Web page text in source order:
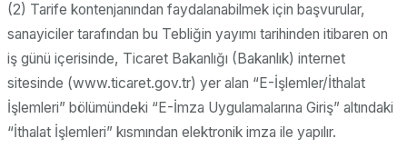
(2) Tarife kontenjanından faydalanabilmek için başvurular,
sanayiciler tarafından bu Tebliğin yayımı tarihinden itibaren on
iş günü içerisinde, Ticaret Bakanlığı (Bakanlık) internet
sitesinde (www.ticaret.gov.tr) yer alan “E-İşlemler/İthalat
İşlemleri” bölümündeki “E-İmza Uygulamalarına Giriş” altındaki
“İthalat İşlemleri” kısmından elektronik imza ile yapılır.